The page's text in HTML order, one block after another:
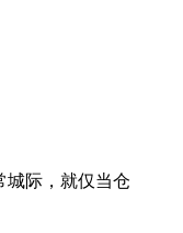
城际，就仅当仓